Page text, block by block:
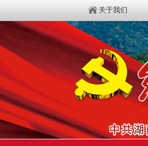
关于我们